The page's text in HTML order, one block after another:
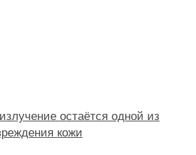
остаётся одной из
кожи